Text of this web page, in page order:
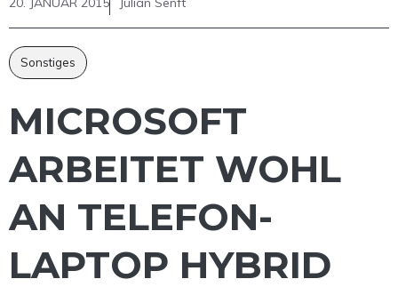
Sonstiges
MICROSOFT
ARBEITET WOHL
AN TELEFON-
LAPTOP HYBRID